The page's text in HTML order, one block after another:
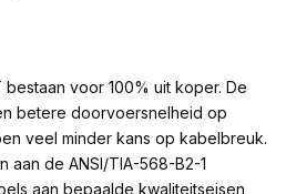
voor 100% uit koper. De
betere doorvoersnelheid op
veel minder kans op kabelbreuk.
aan de ANSI/TIA-568-B2-1
aan bepaalde kwaliteitseisen